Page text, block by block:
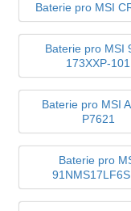
Baterie pro MSI
Baterie pro MSI
173XXP-101
Baterie pro MSI
P7621
Baterie pro